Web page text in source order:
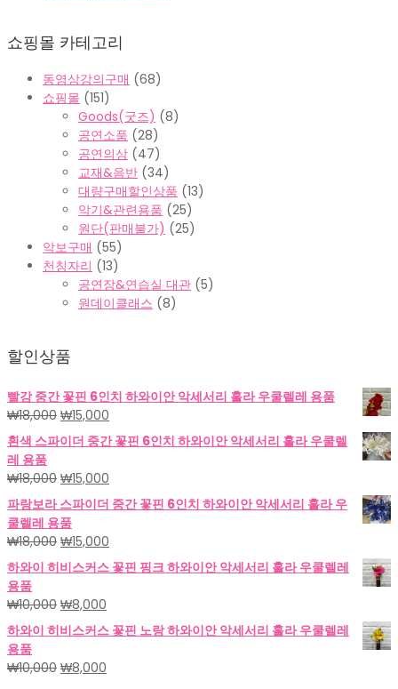
쇼핑몰 카테고리
동영상강의구매 (68)
쇼핑몰 (151)
Goods(굿즈) (8)
공연소품 (28)
공연의상 (47)
교재&음반 (34)
대량구매할인상품 (13)
악기&관련용품 (25)
원단(판매불가) (25)
악보구매 (55)
천칭자리 (13)
공연장&연습실 대관 (5)
원데이클래스 (8)
할인상품
빨강 중간 꽃핀 6인치 하와이안 악세서리 훌라 우쿨렐레 용품
₩18,000 원
래
가
격:
₩18,000.
₩15,000
재
가
₩15,000.
흰색 스파이더 중간 꽃핀 6인치 하와이안 악세서리 훌라 우쿨렐
레 용품
₩18,000 원
래
가
격:
₩18,000.
₩15,000
재
가
₩15,000.
파랑보라 스파이더 중간 꽃핀 6인치 하와이안 악세서리 훌라 우
쿨렐레 용품
₩18,000 원
래
가
격:
₩18,000.
₩15,000
재
가
하와이 히비스커스 꽃핀 핑크 하와이안 악세서리 훌라 우쿨렐레
용품
₩10,000 원
래
가
격:
₩10,000.
₩8,000
재
가
₩8,000.
하와이 히비스커스 꽃핀 노랑 하와이안 악세서리 훌라 우쿨렐레
용품
₩10,000 원
₩8,000